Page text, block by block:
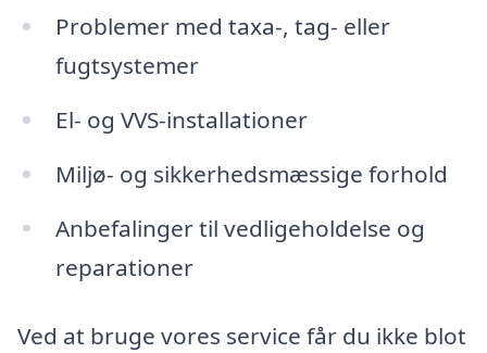
Problemer med taxa-, tag- eller
fugtsystemer
El- og VVS-installationer
Miljø- og sikkerhedsmæssige forhold
Anbefalinger til vedligeholdelse og
reparationer
Ved at bruge vores service får du ikke blot